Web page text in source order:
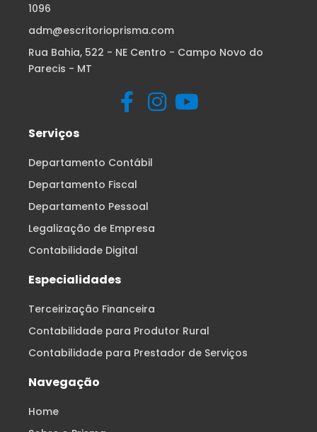
1096
adm@escritorioprisma.com
Rua Bahia, 522 - NE Centro - Campo Novo do
Parecis - MT
Serviços
Departamento Contábil
Departamento Fiscal
Departamento Pessoal
Legalização de Empresa
Contabilidade Digital
Especialidades
Terceirização Financeira
Contabilidade para Produtor Rural
Contabilidade para Prestador de Serviços
Navegação
Home